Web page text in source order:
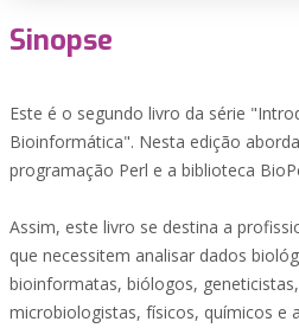
Sinopse
Este é o segundo livro da série
Bioinformática". Nesta edição
programação Perl e a biblioteca
Assim, este livro se destina a
que necessitem analisar dados
bioinformatas, biólogos,
microbiologistas, físicos, químicos e